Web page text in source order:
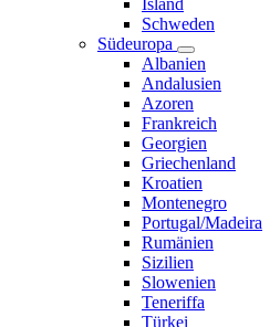
Island
Schweden
Südeuropa
Albanien
Andalusien
Azoren
Frankreich
Georgien
Griechenland
Kroatien
Montenegro
Portugal/Madeira
Rumänien
Sizilien
Slowenien
Teneriffa
Türkei